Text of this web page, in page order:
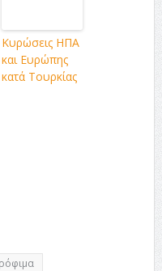
Kυρώσεις ΗΠΑ
και Ευρώπης
κατά Τουρκίας